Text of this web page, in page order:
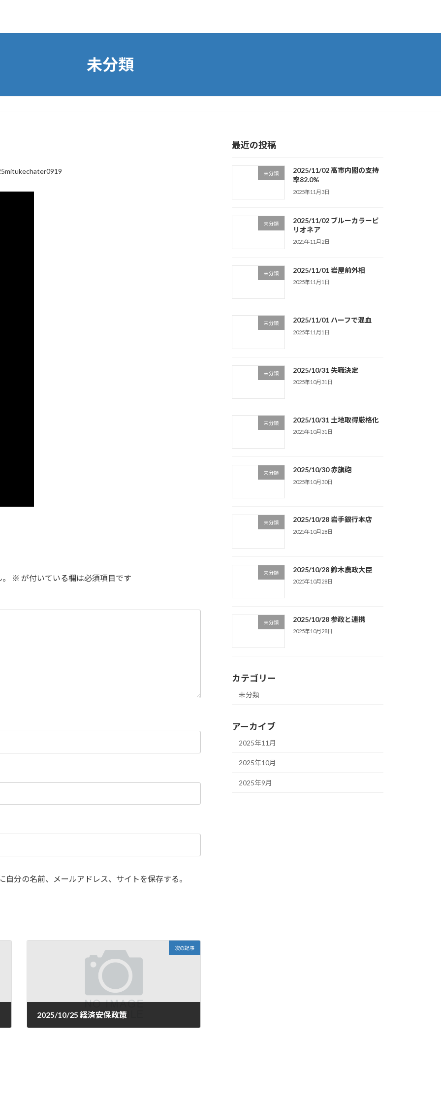
未分類
※ が付いている欄は必須項目です
分の名前、メールアドレス、サイトを保存する。
次の記事
2025/10/25 経済安保政策
最近の投稿
未分類
2025/11/02 高市内閣の支持
率82.0%
2025年11月3日
未分類
2025/11/02 ブルーカラービ
リオネア
2025年11月2日
未分類 2025/11/01 岩屋前外相
2025年11月1日
未分類 2025/11/01 ハーフで混血
2025年11月1日
未分類 2025/10/31 失職決定
2025年10月31日
未分類 2025/10/31 土地取得厳格化
2025年10月31日
未分類 2025/10/30 赤旗砲
2025年10月30日
未分類 2025/10/28 岩手銀行本店
2025年10月28日
未分類 2025/10/28 鈴木農政大臣
2025年10月28日
未分類 2025/10/28 参政と連携
2025年10月28日
カテゴリー
未分類
アーカイブ
2025年11月
2025年10月
2025年9月